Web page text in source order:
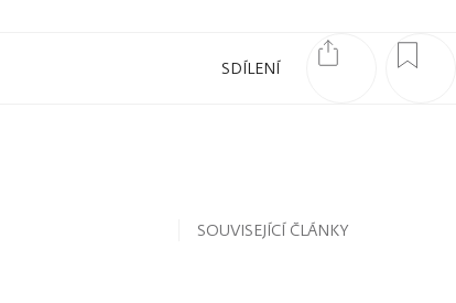
SDÍLENÍ
SOUVISEJÍCÍ ČLÁNKY